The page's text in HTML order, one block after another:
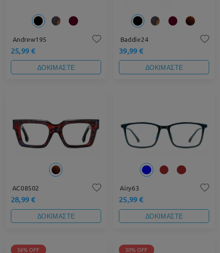
Andrew195
25,99 €
ΔΟΚΙΜΑΣΤΕ
Baddie24
39,99 €
ΔΟΚΙΜΑΣΤΕ
AC08502
28,99 €
ΔΟΚΙΜΑΣΤΕ
Airy63
25,99 €
ΔΟΚΙΜΑΣΤΕ
56% OFF 30% OFF